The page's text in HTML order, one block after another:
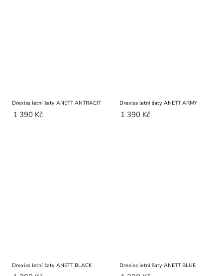
Drexiss letní šaty ANETT ANTRACIT
1 390 Kč
Drexiss letní šaty ANETT ARMY
1 390 Kč
Drexiss letní šaty ANETT BLACK Drexiss letní šaty ANETT BLUE